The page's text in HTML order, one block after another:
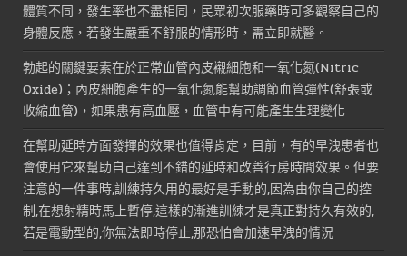
體質不同，發生率也不盡相同，民眾初次服藥時可多觀察自己的
身體反應，若發生嚴重不舒服的情形時，需立即就醫。
勃起的關鍵要素在於正常血管內皮襯細胞和一氧化氮(Nitric
Oxide)；內皮細胞產生的一氧化氮能幫助調節血管彈性(舒張或
收縮血管)，如果患有高血壓，血管中有可能產生生理變化
在幫助延時方面發揮的效果也值得肯定，目前，有的早洩患者也
會使用它來幫助自己達到不錯的延時和改善行房時間效果。但要
注意的一件事時,訓練持久用的最好是手動的,因為由你自己的控
制,在想射精時馬上暫停,這樣的漸進訓練才是真正對持久有效的,
若是電動型的,你無法即時停止,那恐怕會加速早洩的情況